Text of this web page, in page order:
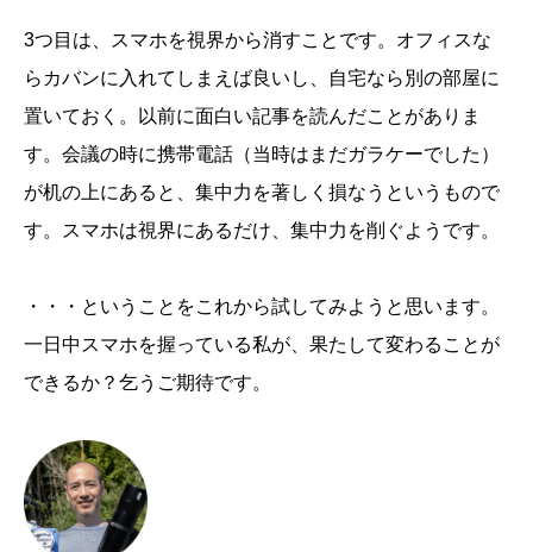
3つ目は、スマホを視界から消すことです。オフィスな
らカバンに入れてしまえば良いし、自宅なら別の部屋に
置いておく。以前に面白い記事を読んだことがありま
す。会議の時に携帯電話（当時はまだガラケーでした）
が机の上にあると、集中力を著しく損なうというもので
す。スマホは視界にあるだけ、集中力を削ぐようです。
・・・ということをこれから試してみようと思います。
一日中スマホを握っている私が、果たして変わることが
できるか？乞うご期待です。